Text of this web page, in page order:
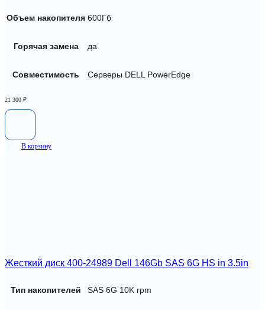
Объем накопителя 600Гб
Горячая замена да
Совместимость Серверы DELL PowerEdge
21 300 ₽
В корзину
Жесткий диск 400-24989 Dell 146Gb SAS 6G HS in 3.5in
Тип накопителей SAS 6G 10K rpm